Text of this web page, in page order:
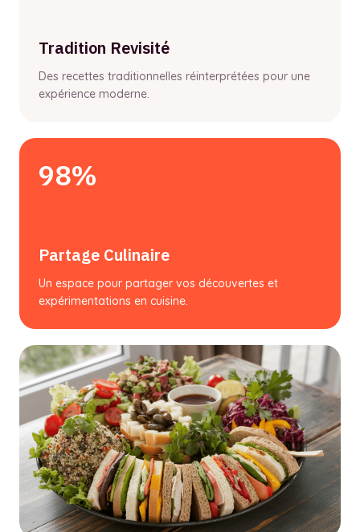
Tradition Revisité
Des recettes traditionnelles réinterprétées pour une
expérience moderne.
98%
Partage Culinaire
Un espace pour partager vos découvertes et
expérimentations en cuisine.